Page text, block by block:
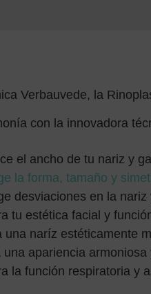
Verbauvede, la
con la innovadora
el ancho de tu nariz y
la forma, tamaño y
desviaciones en la
tu estética facial y
una naríz estéticamente
una apariencia
la función respiratoria y